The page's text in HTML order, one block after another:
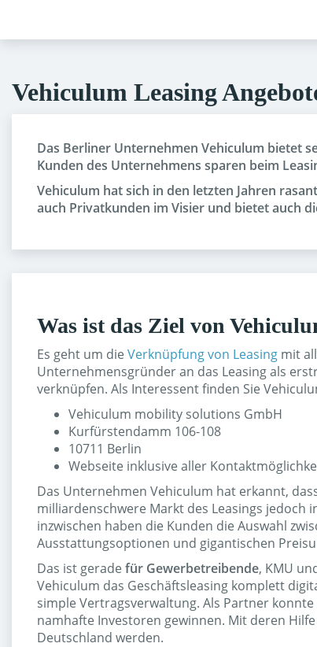
main
Vehiculum Leasing
Das Berliner Unternehmen Vehiculum bietet
Kunden des Unternehmens sparen beim
Vehiculum hat sich in den letzten Jahren
auch Privatkunden im Visier und bietet auch
Was ist das Ziel von
Es geht um die Verknüpfung von Leasing mit
Unternehmensgründer an das Leasing als
verknüpfen. Als Interessent finden Sie
Vehiculum mobility solutions GmbH
Kurfürstendamm 106-108
10711 Berlin
Webseite inklusive aller
Das Unternehmen Vehiculum hat erkannt,
milliardenschwere Markt des Leasings jedoch
inzwischen haben die Kunden die Auswahl
Ausstattungsoptionen und gigantischen
Das ist gerade für Gewerbetreibende, KMU
Vehiculum das Geschäftsleasing komplett
simple Vertragsverwaltung. Als Partner
namhafte Investoren gewinnen. Mit deren
Deutschland werden.